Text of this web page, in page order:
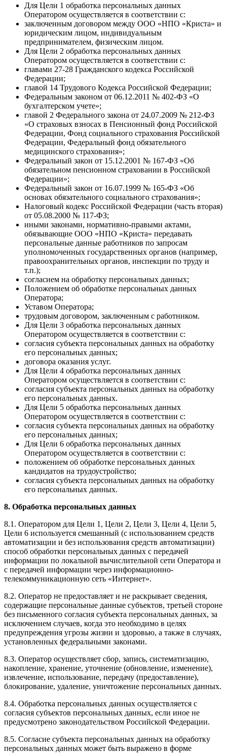
Для Цели 1 обработка персональных данных
Оператором осуществляется в соответствии с:
заключенным договором между ООО «НПО «Криста» и
юридическим лицом, индивидуальным
предпринимателем, физическим лицом.
Для Цели 2 обработка персональных данных
Оператором осуществляется в соответствии с:
главами 27-28 Гражданского кодекса Российской
Федерации;
главой 14 Трудового Кодекса Российской Федерации;
Федеральным законом от 06.12.2011 № 402-ФЗ «О
бухгалтерском учете»;
главой 2 Федерального закона от 24.07.2009 № 212-ФЗ
«О страховых взносах в Пенсионный фонд Российской
Федерации, Фонд социального страхования Российской
Федерации, Федеральный фонд обязательного
медицинского страхования»;
Федеральный закон от 15.12.2001 № 167-ФЗ «Об
обязательном пенсионном страховании в Российской
Федерации»;
Федеральный закон от 16.07.1999 № 165-ФЗ «Об
основах обязательного социального страхования»;
Налоговый кодекс Российской Федерации (часть вторая)
от 05.08.2000 № 117-ФЗ;
иными законами, нормативно-правыми актами,
обязывающие ООО «НПО «Криста» передавать
персональные данные работников по запросам
уполномоченных государственных органов (например,
правоохранительных органов, инспекции по труду и
т.п.);
согласием на обработку персональных данных;
Положением об обработке персональных данных
Оператора;
Уставом Оператора;
трудовым договором, заключенным с работником.
Для Цели 3 обработка персональных данных
Оператором осуществляется в соответствии с:
согласия субъекта персональных данных на обработку
его персональных данных;
договора оказания услуг.
Для Цели 4 обработка персональных данных
Оператором осуществляется в соответствии с:
согласия субъекта персональных данных на обработку
его персональных данных.
Для Цели 5 обработка персональных данных
Оператором осуществляется в соответствии с:
согласия субъекта персональных данных на обработку
его персональных данных;
Для Цели 6 обработка персональных данных
Оператором осуществляется в соответствии с:
положением об обработке персональных данных
кандидатов на трудоустройство;
согласия субъекта персональных данных на обработку
его персональных данных.
8. Обработка персональных данных
8.1. Оператором для Цели 1, Цели 2, Цели 3, Цели 4, Цели 5,
Цели 6 используется смешанный (с использованием средств
автоматизации и без использования средств автоматизации)
способ обработки персональных данных с передачей
информации по локальной вычислительной сети Оператора и
с передачей информации через информационно-
телекоммуникационную сеть «Интернет».
8.2. Оператор не предоставляет и не раскрывает сведения,
содержащие персональные данные субъектов, третьей стороне
без письменного согласия субъекта персональных данных, за
исключением случаев, когда это необходимо в целях
предупреждения угрозы жизни и здоровью, а также в случаях,
установленных федеральными законами.
8.3. Оператор осуществляет сбор, запись, систематизацию,
накопление, хранение, уточнение (обновление, изменение),
извлечение, использование, передачу (предоставление),
блокирование, удаление, уничтожение персональных данных.
8.4. Обработка персональных данных осуществляется с
согласия субъектов персональных данных, если иное не
предусмотрено законодательством Российской Федерации.
8.5. Согласие субъекта персональных данных на обработку
персональных данных может быть выражено в форме